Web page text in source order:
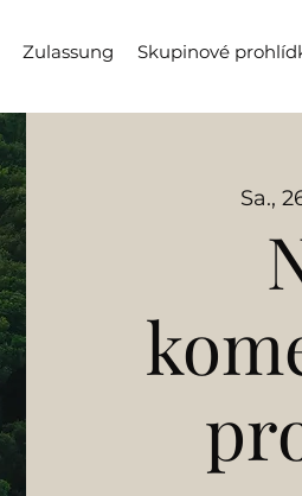
Zulassung Skupinové
Sa.,